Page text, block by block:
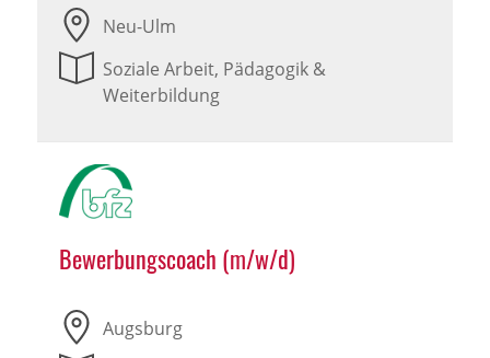
Neu-Ulm
Soziale Arbeit, Pädagogik &
Weiterbildung
Bewerbungscoach (m/w/d)
Augsburg